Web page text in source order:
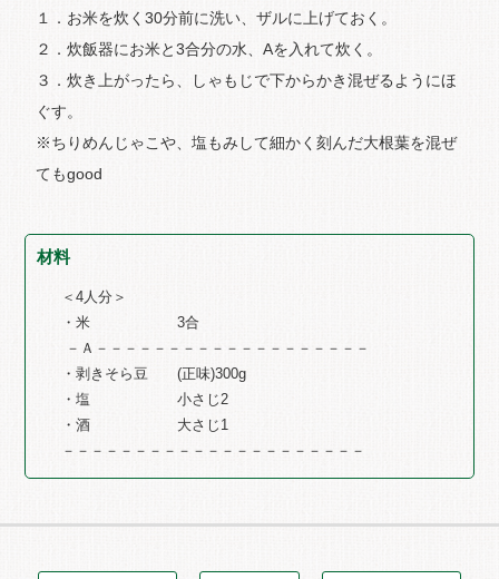
１．お米を炊く30分前に洗い、ザルに上げておく。
２．炊飯器にお米と3合分の水、Aを入れて炊く。
３．炊き上がったら、しゃもじで下からかき混ぜるようにほ
ぐす。
※ちりめんじゃこや、塩もみして細かく刻んだ大根葉を混ぜ
てもgood
材料
＜4人分＞
・米 3合
－Ａ－－－－－－－－－－－－－－－－－－－
・剥きそら豆 (正味)300g
・塩 小さじ2
・酒 大さじ1
－－－－－－－－－－－－－－－－－－－－－